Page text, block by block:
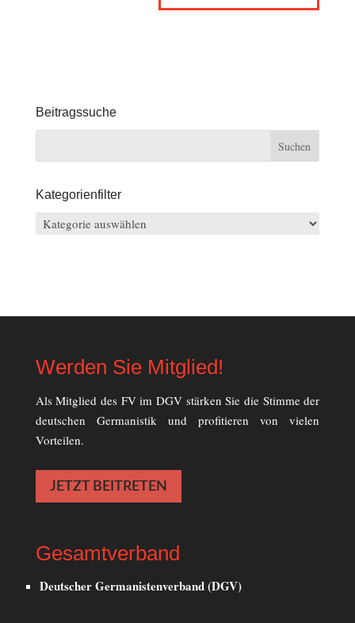
Beitragssuche
Kategorienfilter
Kategorienfilter
Werden Sie Mitglied!
Als Mitglied des FV im DGV stärken Sie die Stimme der
deutschen Germanistik und profitieren von vielen
Vorteilen.
JETZT BEITRETEN
Gesamtverband
Deutscher Germanistenverband (DGV)